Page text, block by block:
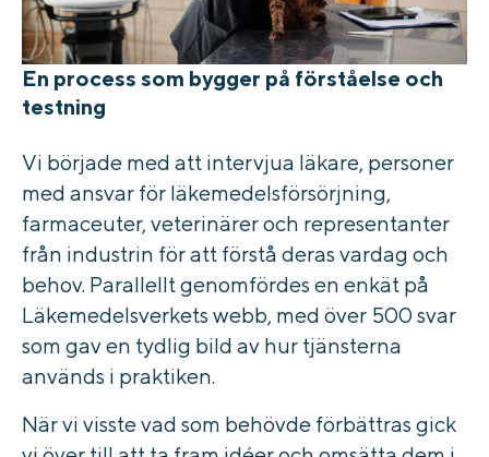
En process som bygger på förståelse och
testning
Vi började med att intervjua läkare, personer
med ansvar för läkemedelsförsörjning,
farmaceuter, veterinärer och representanter
från industrin för att förstå deras vardag och
behov. Parallellt genomfördes en enkät på
Läkemedelsverkets webb, med över 500 svar
som gav en tydlig bild av hur tjänsterna
används i praktiken.
När vi visste vad som behövde förbättras gick